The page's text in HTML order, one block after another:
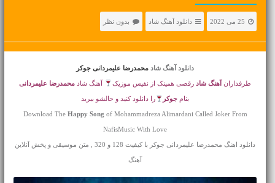
25 می 2022 دانلود آهنگ شاد بدون نظر
دانلود آهنگ شاد محمدرضا علیمردانی جوکر
طرفداران آهنگ شاد رقصی همینک از نفیس موزیک آهنگ شاد محمدرضا علیمردانی
بنام جوکر را دانلود کنید و حالشو ببرید
Download The Happy Song of Mohammadreza Alimardani Called Joker From
NafisMusic With Love
دانلود اهنگ محمدرضا علیمردانی جوکر با کیفیت 128 و 320 , متن موسیقی و پخش آنلاین
آهنگ